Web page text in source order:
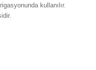
kullanılır.